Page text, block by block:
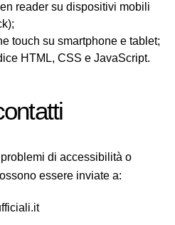
reader su dispositivi mobili
touch su smartphone e tablet;
HTML, CSS e JavaScript.
di accessibilità o
essere inviate a: